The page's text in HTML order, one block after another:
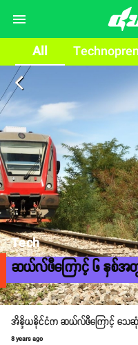
All
arrow_back_ios
Tech
ဆယ်လ်ဖီကြောင့် ၆ နှစ်အတွ
အိန္ဒိယနိုင်ငံက ဆယ်လ်ဖီကြောင့် သေဆုံ
8 years ago